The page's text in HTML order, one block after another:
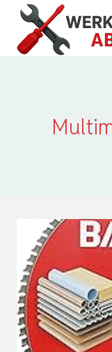
Zum
Inhalt
springen